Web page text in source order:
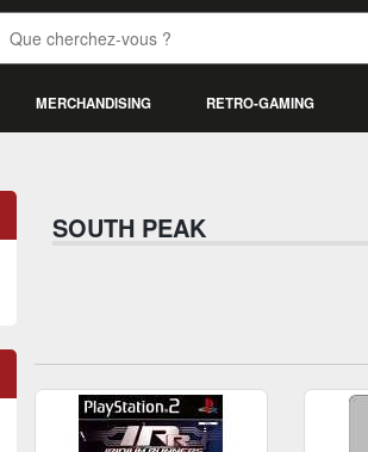
MERCHANDISING RETRO-GAMING
SOUTH PEAK